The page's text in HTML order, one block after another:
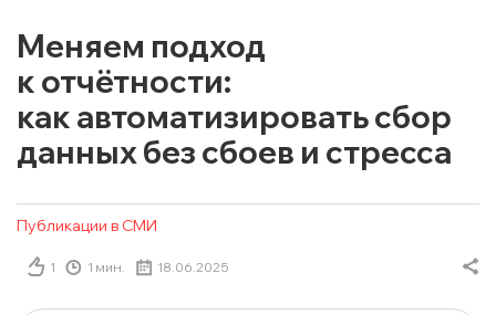
УСЛУГИ
Меняем подход
к отчётности:
как автоматизировать сбор
данных без сбоев и стресса
Публикации в СМИ
1 1 мин. 18.06.2025